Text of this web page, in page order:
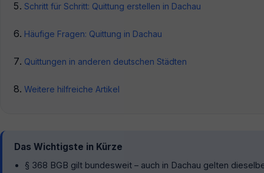
Schritt für Schritt: Quittung erstellen in Dachau
Häufige Fragen: Quittung in Dachau
Quittungen in anderen deutschen Städten
Weitere hilfreiche Artikel
Das Wichtigste in Kürze
§ 368 BGB gilt bundesweit – auch in Dachau gelten